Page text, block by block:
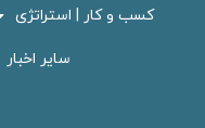
کسب و کار | استراتژی
سایر اخبار